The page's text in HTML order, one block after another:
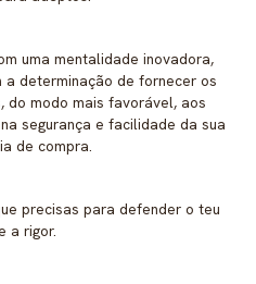
uma mentalidade inovadora,
determinação de fornecer os
do modo mais favorável, aos
segurança e facilidade da sua
de compra.
precisas para defender o teu
a rigor.